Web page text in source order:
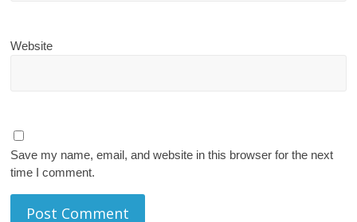
Website
Save my name, email, and website in this browser for the next
time I comment.